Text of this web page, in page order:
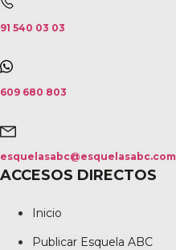
91 540 03 03
609 680 803
esquelasabc@esquelasabc.com
ACCESOS DIRECTOS
Inicio
Publicar Esquela ABC